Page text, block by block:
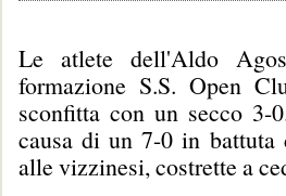
Le atlete dell'Aldo
formazione S.S. Open
sconfitta con un secco
causa di un 7-0 in battuta
alle vizzinesi, costrette a